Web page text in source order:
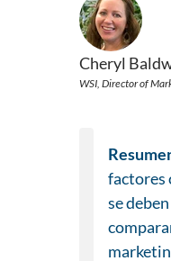
Cheryl
WSI, Director of
factores
se